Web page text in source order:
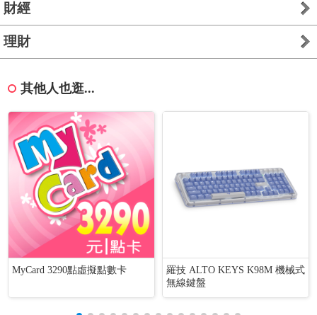
財經
理財
其他人也逛...
MyCard 3290點虛擬點數卡
羅技 ALTO KEYS K98M 機械式
無線鍵盤